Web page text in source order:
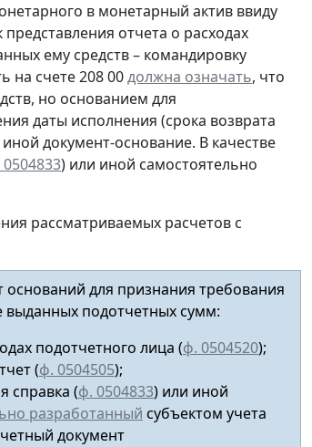
в монетарный актив ввиду
отчета о расходах
ему средств – командировку
на счете 208 00должна означать, что
но основанием для
даты исполнения (срока возврата
документ-основание. В качестве
) или иной самостоятельно
рассматриваемых расчетов с
оснований для признания требования
выданных подотчетных сумм:
подотчетного лица (ф. 0504520);
(ф. 0504505);
справка (ф. 0504833) или иной
разработанный субъектом учета
документ